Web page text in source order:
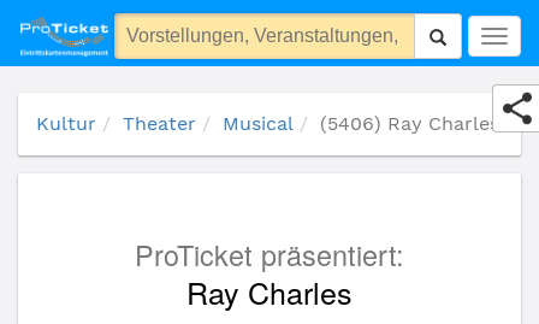
(5406) Ray Charles
Kultur Theater Musical (5406) Ray Charles
ProTicket präsentiert:
Ray Charles